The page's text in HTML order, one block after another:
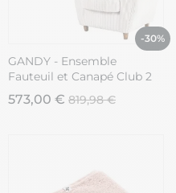
-30%
GANDY - Ensemble
Fauteuil et Canapé Club 2
Places Tissu Velours Côtelé
Beige
573,00 € 819,98 €